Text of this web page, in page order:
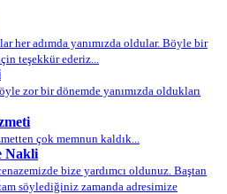
her adımda yanımızda oldular. Böyle bir
teşekkür ederiz...
zor bir dönemde yanımızda oldukları
çok memnun kaldık...
Nakli
bize yardımcı oldunuz. Baştan
söylediğiniz zamanda adresimize